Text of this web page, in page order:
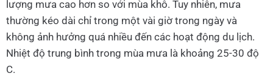
lượng mưa cao hơn so với mùa khô. Tuy nhiên, mưa
thường kéo dài chỉ trong một vài giờ trong ngày và
không ảnh hưởng quá nhiều đến các hoạt động du lịch.
Nhiệt độ trung bình trong mùa mưa là khoảng 25-30 độ
C.